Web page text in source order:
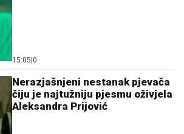
15:05 0
Nerazjašnjeni nestanak pjevača
čiju je najtužniju pjesmu oživjela
Aleksandra Prijović